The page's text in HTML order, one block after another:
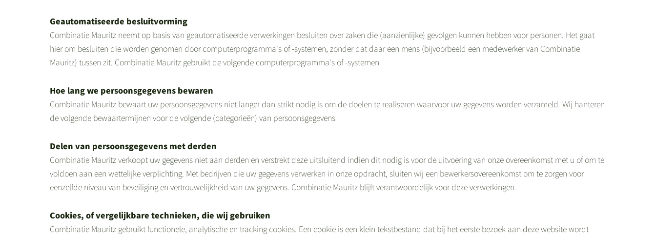
Geautomatiseerde besluitvorming
Combinatie Mauritz neemt op basis van geautomatiseerde verwerkingen besluiten over zaken die (aanzienlijke) gevolgen kunnen hebben voor personen. Het gaat
hier om besluiten die worden genomen door computerprogramma's of -systemen, zonder dat daar een mens (bijvoorbeeld een medewerker van Combinatie
Mauritz) tussen zit. Combinatie Mauritz gebruikt de volgende computerprogramma's of -systemen
Hoe lang we persoonsgegevens bewaren
Combinatie Mauritz bewaart uw persoonsgegevens niet langer dan strikt nodig is om de doelen te realiseren waarvoor uw gegevens worden verzameld. Wij hanteren
de volgende bewaartermijnen voor de volgende (categorieën) van persoonsgegevens
Delen van persoonsgegevens met derden
Combinatie Mauritz verkoopt uw gegevens niet aan derden en verstrekt deze uitsluitend indien dit nodig is voor de uitvoering van onze overeenkomst met u of om te
voldoen aan een wettelijke verplichting. Met bedrijven die uw gegevens verwerken in onze opdracht, sluiten wij een bewerkersovereenkomst om te zorgen voor
eenzelfde niveau van beveiliging en vertrouwelijkheid van uw gegevens. Combinatie Mauritz blijft verantwoordelijk voor deze verwerkingen.
Cookies, of vergelijkbare technieken, die wij gebruiken
Combinatie Mauritz gebruikt functionele, analytische en tracking cookies. Een cookie is een klein tekstbestand dat bij het eerste bezoek aan deze website wordt